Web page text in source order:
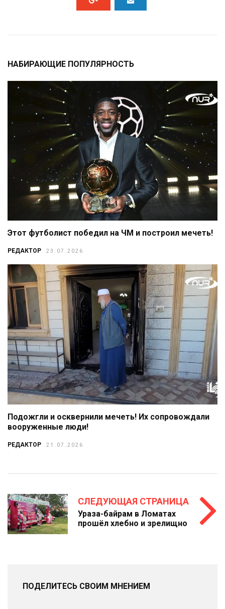
НАБИРАЮЩИЕ ПОПУЛЯРНОСТЬ
Этот футболист победил на ЧМ и построил мечеть!
РЕДАКТОР 23.07.2026
Подожгли и осквернили мечеть! Их сопровождали
вооруженные люди!
РЕДАКТОР 21.07.2026
СЛЕДУЮЩАЯ СТРАНИЦА
Ураза-байрам в Ломатах
прошёл хлебно и зрелищно
ПОДЕЛИТЕСЬ СВОИМ МНЕНИЕМ